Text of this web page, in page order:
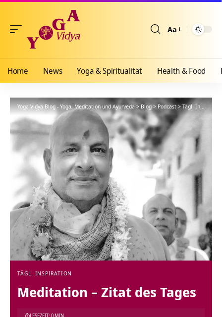
Aa
Home News Yoga & Spiritualität Health & Food
Yoga Vidya Blog - Yoga, Meditation und Ayurveda > Blog > Podcast>Tägl. Inspiration
TÄGL. INSPIRATION
Meditation – Zitat des Tages
LESEZEIT: 0 MIN